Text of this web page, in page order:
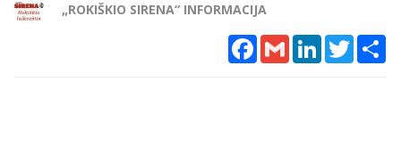
„ROKIŠKIO SIRENA“ INFORMACIJA
Facebook
Gmail LinkedInTwitter